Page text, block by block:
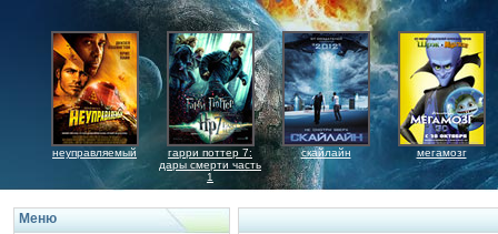
неуправляемый
гарри поттер 7:
дары смерти часть
1
скайлайн мегамозг
Меню